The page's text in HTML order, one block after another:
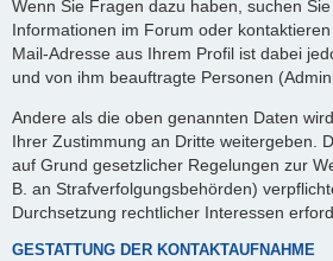
Wenn Sie Fragen dazu haben, suchen
Informationen im Forum oder
Mail-Adresse aus Ihrem Profil ist dabei
und von ihm beauftragte Personen
Andere als die oben genannten Daten
Ihrer Zustimmung an Dritte weitergeben.
auf Grund gesetzlicher Regelungen zur
B. an Strafverfolgungsbehörden)
Durchsetzung rechtlicher Interessen
GESTATTUNG DER KONTAKTAUFNAHME